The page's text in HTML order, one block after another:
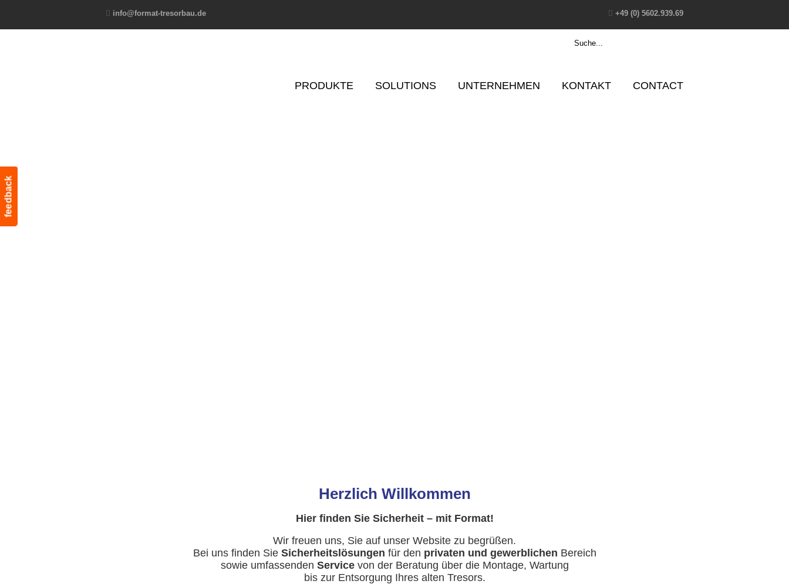
feedback
info@format-tresorbau.de +49 (0) 5602.939.69
PRODUKTE SOLUTIONS UNTERNEHMEN KONTAKT CONTACT
Herzlich Willkommen
Hier finden Sie Sicherheit – mit Format!
Wir freuen uns, Sie auf unser Website zu begrüßen.
Bei uns finden Sie Sicherheitslösungen für den privaten und gewerblichen Bereich
sowie umfassenden Servicevon der Beratung über die Montage, Wartung
bis zur Entsorgung Ihres alten Tresors.